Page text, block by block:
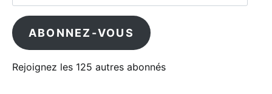
ABONNEZ-VOUS
Rejoignez les 125 autres abonnés